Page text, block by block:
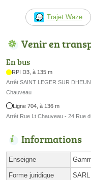
Trajet Waze
Venir en
En bus
RPI D3, à 135 m
Arrêt SAINT LEGER SUR
Chauveau
Ligne 704, à 136 m
Arrêt Rue Lt Chauveau - 24 Rue
Informations
Enseigne
Forme juridique SARL